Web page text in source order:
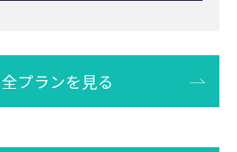
￥46,200 （税込）～